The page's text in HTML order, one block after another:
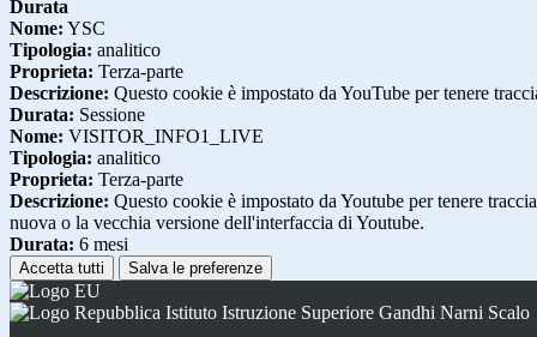
Durata
Nome: YSC
Tipologia: analitico
Proprieta: Terza-parte
Descrizione: Questo cookie è impostato da YouTube per tenere
Durata: Sessione
Nome: VISITOR_INFO1_LIVE
Tipologia: analitico
Proprieta: Terza-parte
Descrizione: Questo cookie è impostato da Youtube per tenere
nuova o la vecchia versione dell'interfaccia di Youtube.
Durata: 6 mesi
Accetta tutti Salva le preferenze
Istituto Istruzione Superiore Gandhi Narni Scalo